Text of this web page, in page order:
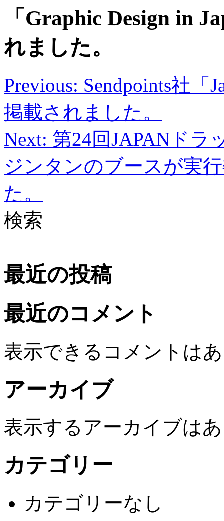
「Graphic Design in
れました。
投
稿
ナ
ゲ
ー
シ
ョ
ン
Previous: Sendpoints社「
掲載されました。
Next: 第24回JAPANドラ
ジンタンのブースが実
た。
検索
最近の投稿
最近のコメント
表示できるコメントは
アーカイブ
表示するアーカイブは
カテゴリー
カテゴリーなし